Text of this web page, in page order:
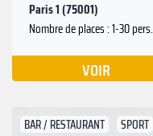
Paris 1 (75001)
Nombre de places : 1-30 pers.
VOIR
BAR / RESTAURANT SPORT